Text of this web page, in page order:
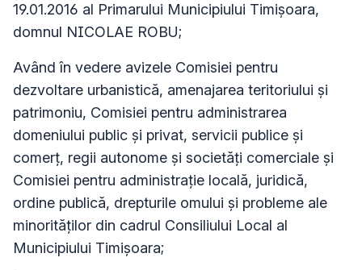
19.01.2016 al Primarului Municipiului Timişoara,
domnul NICOLAE ROBU;
Având în vedere avizele Comisiei pentru
dezvoltare urbanistică, amenajarea teritoriului şi
patrimoniu, Comisiei pentru administrarea
domeniului public şi privat, servicii publice şi
comerţ, regii autonome şi societăţi comerciale şi
Comisiei pentru administraţie locală, juridică,
ordine publică, drepturile omului şi probleme ale
minorităţilor din cadrul Consiliului Local al
Municipiului Timişoara;